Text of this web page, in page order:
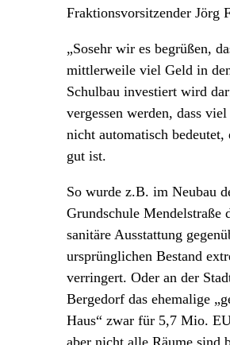
Fraktionsvorsitzender Jörg
„Sosehr wir es begrüßen,
mittlerweile viel Geld in
Schulbau investiert wird
vergessen werden, dass
nicht automatisch bedeutet,
gut ist.
So wurde z.B. im Neubau
Grundschule Mendelstraße
sanitäre Ausstattung
ursprünglichen Bestand
verringert. Oder an der
Bergedorf das ehemalige
Haus“ zwar für 5,7 Mio.
aber nicht alle Räume sind